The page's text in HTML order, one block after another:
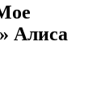
Алиса